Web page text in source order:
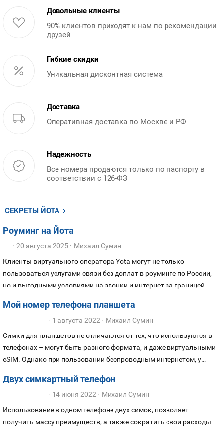
Довольные клиенты
90% клиентов приходят к нам по рекомендации
друзей
Гибкие скидки
Уникальная дисконтная система
Доставка
Оперативная доставка по Москве и РФ
Надежность
Все номера продаются только по паспорту в
соответствии с 126-ФЗ
СЕКРЕТЫ ЙОТА
Роуминг на Йота
20 августа 2025
Михаил Сумин
Клиенты виртуального оператора Yota могут не только
пользоваться услугами связи без доплат в роуминге по России,
но и выгодными условиями на звонки и интернет за границей.
международного роуминга в 2025 году для абонентов Yota: какие
тарифы на звонки и интернет, и как сократить расходы на связь
в путешествиях.
Мой номер телефона планшета
1 августа 2022
Михаил Сумин
Симки для планшетов не отличаются от тех, что используются в
телефонах – могут быть разного формата, и даже виртуальными
eSIM. Однако при пользовании беспроводным интернетом, у
является, как узнать номер телефона сим-карты, используемой в
своем планшете?
Двух симкартный телефон
14 июня 2022
Михаил Сумин
Использование в одном телефоне двух симок, позволяет
получить массу преимуществ, а также сократить свои расходы